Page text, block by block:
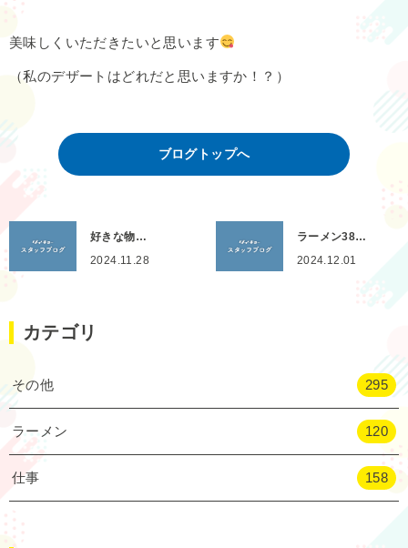
美味しくいただきたいと思います
（私のデザートはどれだと思いますか！？）
ブログトップへ
好きな物…
2024.11.28
ラーメン38…
2024.12.01
カテゴリ
その他 295
ラーメン 120
仕事 158